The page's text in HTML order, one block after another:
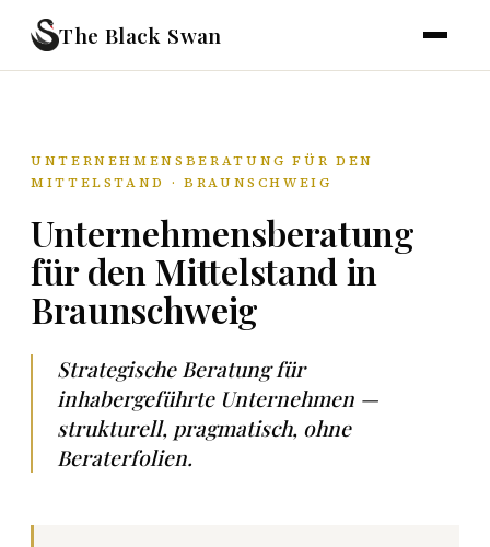
The Black Swan
UNTERNEHMENSBERATUNG FÜR DEN
MITTELSTAND · BRAUNSCHWEIG
Unternehmensberatung
für den Mittelstand in
Braunschweig
Strategische Beratung für
inhabergeführte Unternehmen —
strukturell, pragmatisch, ohne
Beraterfolien.